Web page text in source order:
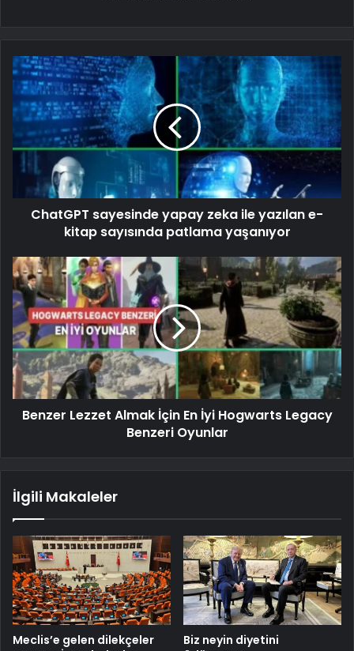
ChatGPT sayesinde yapay zeka ile yazılan e-
kitap sayısında patlama yaşanıyor
Benzer Lezzet Almak İçin En İyi Hogwarts Legacy
Benzeri Oyunlar
İlgili Makaleler
Meclis’e gelen dilekçeler
Biz neyin diyetini